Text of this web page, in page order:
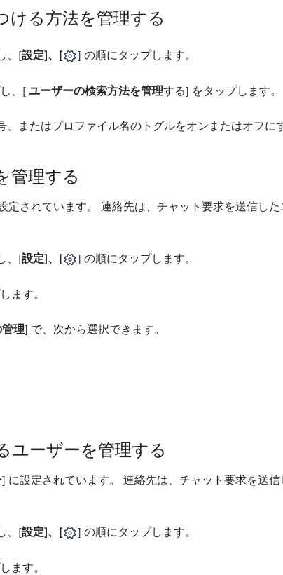
ける方法を管理する
、[設定]、[ ] の順にタップします。
、[ユーザーの検索方法を管理する] をタップします。
、またはプロファイル名のトグルをオンまたはオフに
管理する
定されています。 連絡先は、チャット要求を送信し
、[設定]、[ ] の順にタップします。
ます。
理] で、次から選択できます。
ユーザーを管理する
] に設定されています。 連絡先は、チャット要求を送
、[設定]、[ ] の順にタップします。
ます。